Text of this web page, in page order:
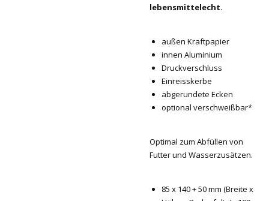
lebensmittelecht.
außen Kraftpapier
innen Aluminium
Druckverschluss
Einreisskerbe
abgerundete Ecken
optional verschweißbar*
Optimal zum Abfüllen von
Futter und Wasserzusätzen.
85 x 140 + 50 mm (Breite x